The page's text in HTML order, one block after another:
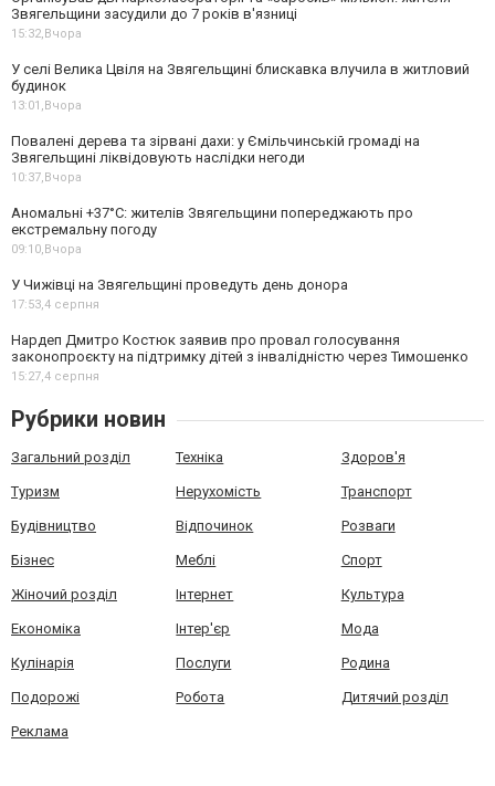
Звягельщини засудили до 7 років в'язниці
15:32,Вчора
У селі Велика Цвіля на Звягельщині блискавка влучила в житловий
будинок
13:01,Вчора
Повалені дерева та зірвані дахи: у Ємільчинській громаді на
Звягельщині ліквідовують наслідки негоди
10:37,Вчора
Аномальні +37°C: жителів Звягельщини попереджають про
екстремальну погоду
09:10,Вчора
У Чижівці на Звягельщині проведуть день донора
17:53,4 серпня
Нардеп Дмитро Костюк заявив про провал голосування
законопроєкту на підтримку дітей з інвалідністю через Тимошенко
15:27,4 серпня
Рубрики новин
Загальний розділ Техніка Здоров'я
Туризм Нерухомість Транспорт
Будівництво Відпочинок Розваги
Бізнес Меблі Спорт
Жіночий розділ Інтернет Культура
Економіка Інтер'єр Мода
Кулінарія Послуги Родина
Подорожі Робота Дитячий розділ
Реклама